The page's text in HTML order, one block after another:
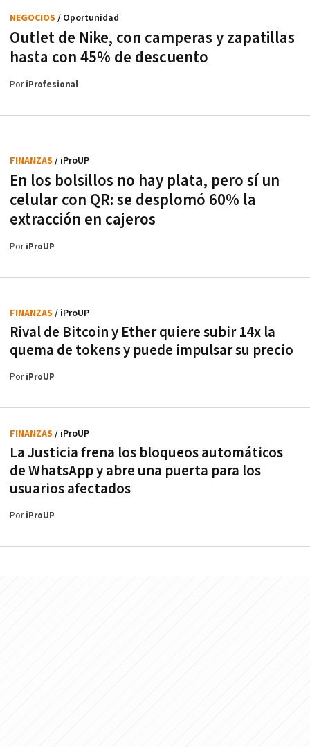
Outlet de Nike, con camperas y zapatillas
hasta con 45% de descuento
NEGOCIOS / Oportunidad
PoriProfesional
En los bolsillos no hay plata, pero sí un
celular con QR: se desplomó 60% la
extracción en cajeros
FINANZAS / iProUP
PoriProUP
Rival de Bitcoin y Ether quiere subir 14x la
quema de tokens y puede impulsar su precio
FINANZAS / iProUP
PoriProUP
La Justicia frena los bloqueos automáticos
de WhatsApp y abre una puerta para los
usuarios afectados
FINANZAS / iProUP
PoriProUP